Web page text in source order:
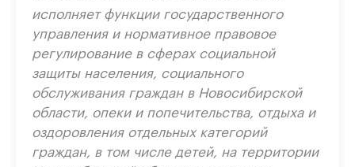
исполняет функции государственного
управления и нормативное правовое
регулирование в сферах социальной
защиты населения, социального
обслуживания граждан в Новосибирской
области, опеки и попечительства, отдыха и
оздоровления отдельных категорий
граждан, в том числе детей, на территории